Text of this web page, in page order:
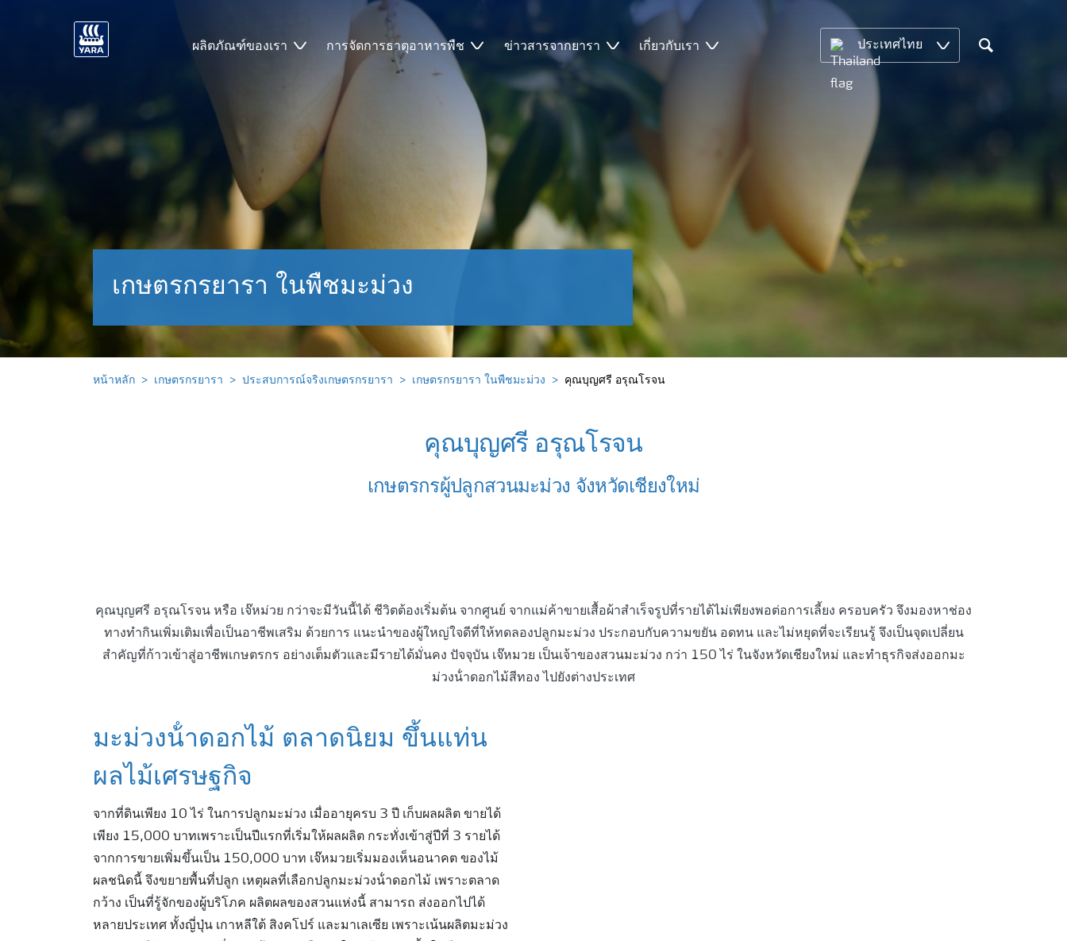
ผลิตภัณฑ์ของเรา การจัดการธาตุอาหารพืช ข่าวสารจากยารา เกี่ยวกับเรา ประเทศไทย
Search
เกษตรกรยารา ในพืชมะม่วง
หน้าหลัก เกษตรกรยารา ประสบการณ์จริงเกษตรกรยารา เกษตรกรยารา ในพืชมะม่วง คุณบุญศรี อรุณโรจน
คุณบุญศรี อรุณโรจน
เกษตรกรผู้ปลูกสวนมะม่วง จังหวัดเชียงใหม่
คุณบุญศรี อรุณโรจน หรือ เจ๊หม่วย กว่าจะมีวันนี้ได้ ชีวิตต้องเริ่มต้น จากศูนย์ จากแม่ค้าขายเสื้อผ้าสําเร็จรูปที่รายได้ไม่เพียงพอต่อการเลี้ยง ครอบครัว จึงมองหาช่อง
ทางทํากินเพิ่มเติมเพื่อเป็นอาชีพเสริม ด้วยการ แนะนําของผู้ใหญ่ใจดีที่ให้ทดลองปลูกมะม่วง ประกอบกับความขยัน อดทน และไม่หยุดที่จะเรียนรู้ จึงเป็นจุดเปลี่ยน
สําคัญที่ก้าวเข้าสู่อาชีพเกษตรกร อย่างเต็มตัวและมีรายได้มั่นคง ปัจจุบัน เจ๊หมวย เป็นเจ้าของสวนมะม่วง กว่า 150 ไร่ ในจังหวัดเชียงใหม่ และทําธุรกิจส่งออกมะ
ม่วงน้ําดอกไม้สีทอง ไปยังต่างประเทศ
มะม่วงน้ําดอกไม้ ตลาดนิยม ขึ้นแท่น
ผลไม้เศรษฐกิจ
จากที่ดินเพียง 10 ไร่ ในการปลูกมะม่วง เมื่ออายุครบ 3 ปี เก็บผลผลิต ขายได้
เพียง 15,000 บาทเพราะเป็นปีแรกที่เริ่มให้ผลผลิต กระทั่งเข้าสู่ปีที่ 3 รายได้
จากการขายเพิ่มขึ้นเป็น 150,000 บาท เจ๊หมวยเริ่มมองเห็นอนาคต ของไม้
ผลชนิดนี้ จึงขยายพื้นที่ปลูก เหตุผลที่เลือกปลูกมะม่วงน้ําดอกไม้ เพราะตลาด
กว้าง เป็นที่รู้จักของผู้บริโภค ผลิตผลของสวนแห่งนี้ สามารถ ส่งออกไปได้
หลายประเทศ ทั้งญี่ปุ่น เกาหลีใต้ สิงคโปร์ และมาเลเซีย เพราะเน้นผลิตมะม่วง